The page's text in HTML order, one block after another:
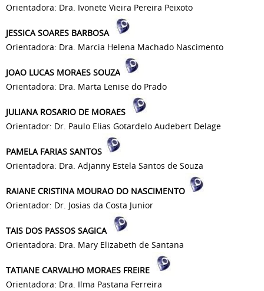
Orientadora: Dra. Ivonete Vieira Pereira Peixoto
JESSICA SOARES BARBOSA
Orientadora: Dra. Marcia Helena Machado Nascimento
JOAO LUCAS MORAES SOUZA
Orientadora: Dra. Marta Lenise do Prado
JULIANA ROSARIO DE MORAES
Orientador: Dr. Paulo Elias Gotardelo Audebert Delage
PAMELA FARIAS SANTOS
Orientadora: Dra. Adjanny Estela Santos de Souza
RAIANE CRISTINA MOURAO DO NASCIMENTO
Orientador: Dr. Josias da Costa Junior
TAIS DOS PASSOS SAGICA
Orientadora: Dra. Mary Elizabeth de Santana
TATIANE CARVALHO MORAES FREIRE
Orientadora: Dra. Ilma Pastana Ferreira